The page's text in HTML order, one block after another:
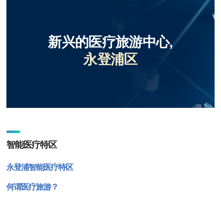
新兴的医疗旅游中心,
永登浦区
智能医疗特区
永登浦智能医疗特区
何谓医疗旅游？